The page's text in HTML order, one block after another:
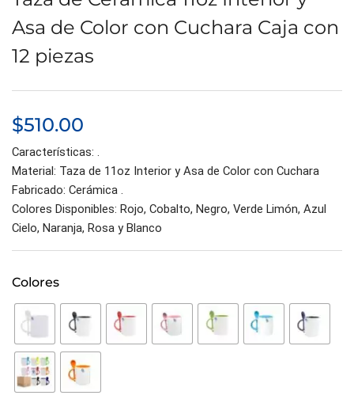
Asa de Color con Cuchara Caja con
12 piezas
$510.00
Características: .
Material: Taza de 11oz Interior y Asa de Color con Cuchara
Fabricado: Cerámica .
Colores Disponibles: Rojo, Cobalto, Negro, Verde Limón, Azul
Cielo, Naranja, Rosa y Blanco
Colores